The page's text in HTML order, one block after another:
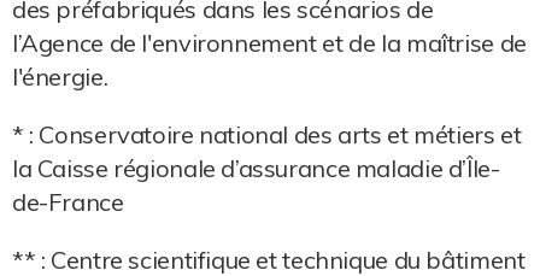
des préfabriqués dans les scénarios de
l’Agence de l'environnement et de la maîtrise de
l'énergie.
* : Conservatoire national des arts et métiers et
la Caisse régionale d’assurance maladie d’Île-
de-France
** : Centre scientifique et technique du bâtiment